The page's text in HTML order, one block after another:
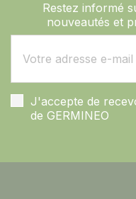
Restez informé
nouveautés et
J'accepte de
de GERMINEO